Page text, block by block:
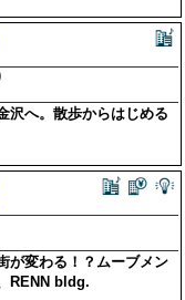
沢へ。散歩からはじめる
が変わる！？ムーブメン
RENN bldg.